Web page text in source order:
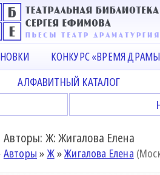
КОНКУРС «ВРЕМЯ
АЛФАВИТНЫЙ КАТАЛОГ
Авторы: Ж: Жигалова Елена
Авторы » Ж»Жигалова Елена